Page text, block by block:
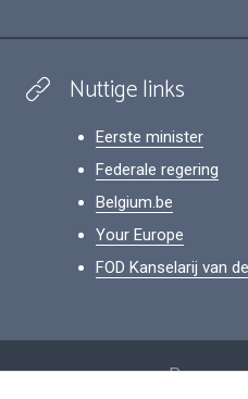
Nuttige links
Eerste minister
Federale regering
Belgium.be
Your Europe
FOD Kanselarij van